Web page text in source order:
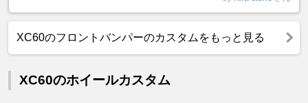
XC60のフロントバンパーのカスタムをもっと見る
XC60のホイールカスタム